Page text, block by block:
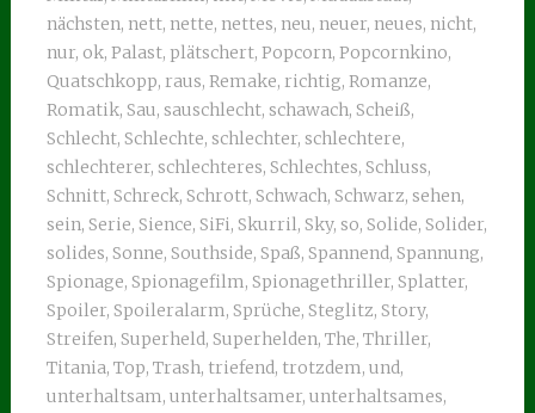
nächsten, nett, nette, nettes, neu, neuer, neues, nicht,
nur, ok, Palast, plätschert, Popcorn, Popcornkino,
Quatschkopp, raus, Remake, richtig, Romanze,
Romatik, Sau, sauschlecht, schawach, Scheiß,
Schlecht, Schlechte, schlechter, schlechtere,
schlechterer, schlechteres, Schlechtes, Schluss,
Schnitt, Schreck, Schrott, Schwach, Schwarz, sehen,
sein, Serie, Sience, SiFi, Skurril, Sky, so, Solide, Solider,
solides, Sonne, Southside, Spaß, Spannend, Spannung,
Spionage, Spionagefilm, Spionagethriller, Splatter,
Spoiler, Spoileralarm, Sprüche, Steglitz, Story,
Streifen, Superheld, Superhelden, The, Thriller,
Titania, Top, Trash, triefend, trotzdem, und,
unterhaltsam, unterhaltsamer, unterhaltsames,